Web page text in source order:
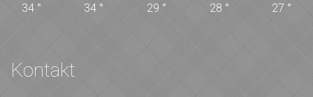
34 ° 34 ° 29 ° 28 ° 27 °
Kontakt